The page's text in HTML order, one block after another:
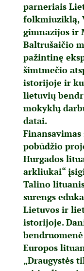
parneriais
folkmiuziklą,
gimnazijos ir
Baltrušaičio
pažintinę
šimtmečio
istorijoje ir
lietuvių
mokyklų
datai.
pobūdžio
Hurgados
arkliukai“
Talino
surengs
Lietuvos ir
istorijoje.
Europos
„Draugystės